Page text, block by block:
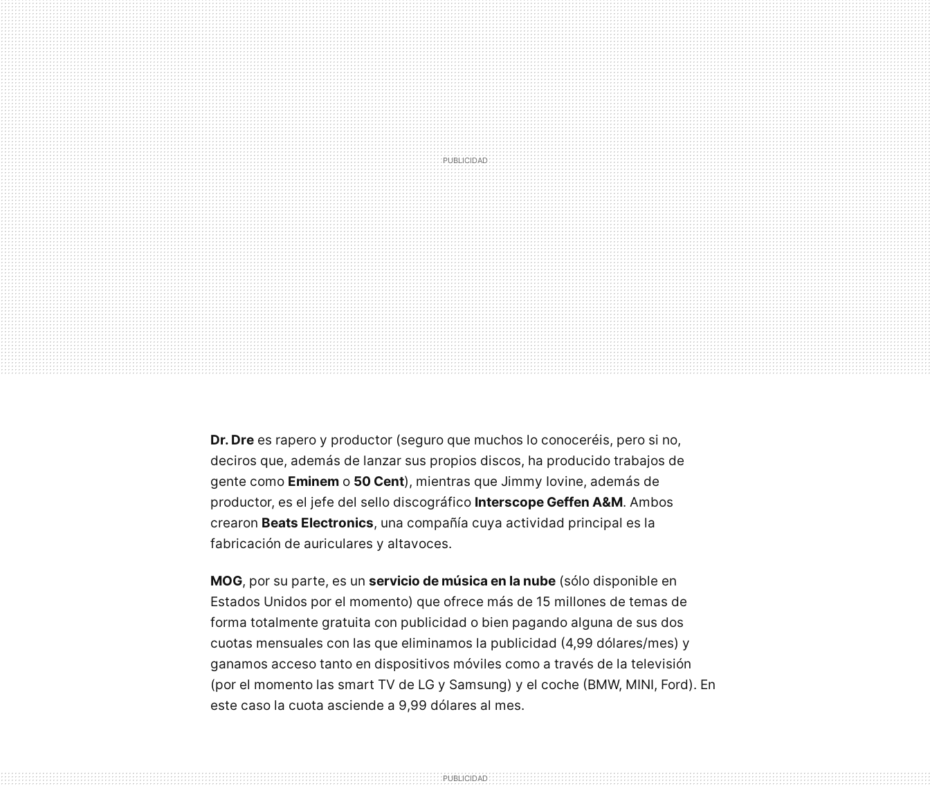
Dr. Dre es rapero y productor (seguro que muchos lo conoceréis, pero si no,
deciros que, además de lanzar sus propios discos, ha producido trabajos de
gente como Eminem o 50 Cent), mientras que Jimmy Iovine, además de
productor, es el jefe del sello discográfico Interscope Geffen A&M. Ambos
crearon Beats Electronics, una compañía cuya actividad principal es la
fabricación de auriculares y altavoces.
MOG, por su parte, es un servicio de música en la nube (sólo disponible en
Estados Unidos por el momento) que ofrece más de 15 millones de temas de
forma totalmente gratuita con publicidad o bien pagando alguna de sus dos
cuotas mensuales con las que eliminamos la publicidad (4,99 dólares/mes) y
ganamos acceso tanto en dispositivos móviles como a través de la televisión
(por el momento las smart TV de LG y Samsung) y el coche (BMW, MINI, Ford). En
este caso la cuota asciende a 9,99 dólares al mes.